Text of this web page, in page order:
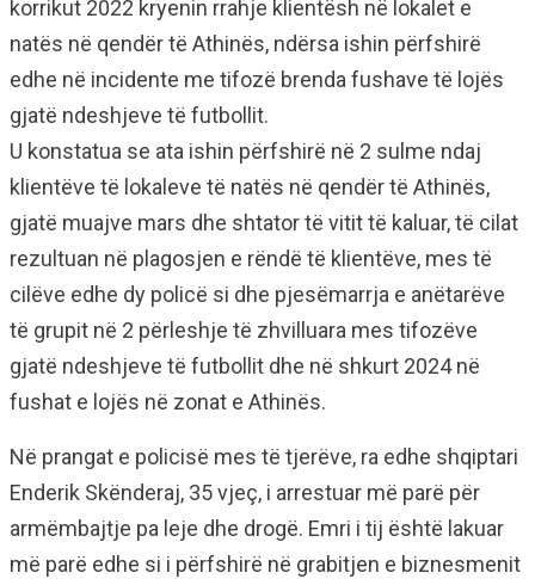
korrikut 2022 kryenin rrahje klientësh në lokalet e
natës në qendër të Athinës, ndërsa ishin përfshirë
edhe në incidente me tifozë brenda fushave të lojës
gjatë ndeshjeve të futbollit.
U konstatua se ata ishin përfshirë në 2 sulme ndaj
klientëve të lokaleve të natës në qendër të Athinës,
gjatë muajve mars dhe shtator të vitit të kaluar, të cilat
rezultuan në plagosjen e rëndë të klientëve, mes të
cilëve edhe dy policë si dhe pjesëmarrja e anëtarëve
të grupit në 2 përleshje të zhvilluara mes tifozëve
gjatë ndeshjeve të futbollit dhe në shkurt 2024 në
fushat e lojës në zonat e Athinës.
Në prangat e policisë mes të tjerëve, ra edhe shqiptari
Enderik Skënderaj, 35 vjeç, i arrestuar më parë për
armëmbajtje pa leje dhe drogë. Emri i tij është lakuar
më parë edhe si i përfshirë në grabitjen e biznesmenit